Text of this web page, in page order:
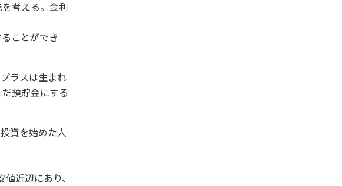
考える。金利
ことができ
ラスは生まれ
預貯金にする
資を始めた人
近辺にあり、